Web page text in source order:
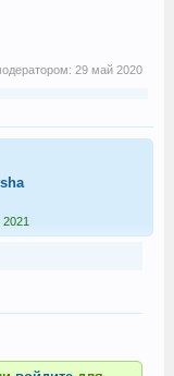
29 май 2020